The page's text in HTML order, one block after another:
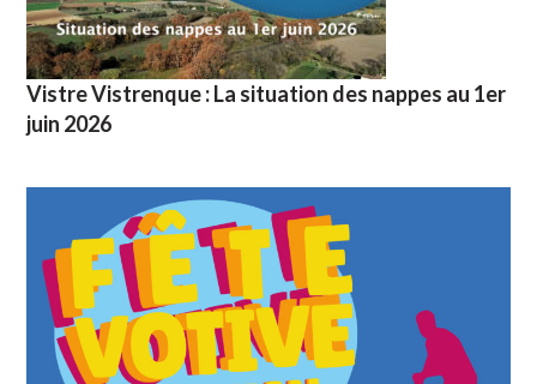
Vistre Vistrenque : La situation des nappes au 1er
juin 2026